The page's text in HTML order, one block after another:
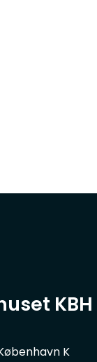
KBH
K